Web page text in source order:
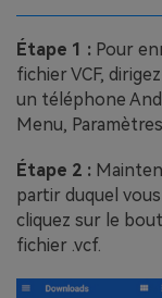
Étape 1 : Pour
fichier VCF,
un téléphone
Menu,
Étape 2 :
partir duquel
cliquez sur le
fichier .vcf.